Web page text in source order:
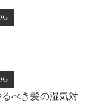
べき髪の湿気対